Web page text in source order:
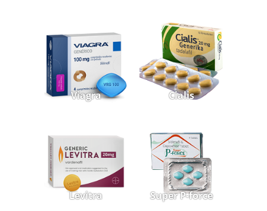
Viagra Cialis
Levitra Super P-force